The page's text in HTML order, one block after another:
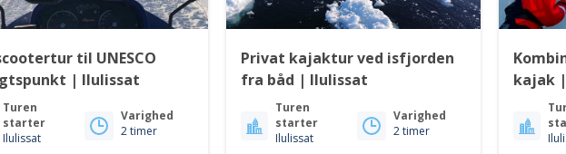
til UNESCO
| Ilulissat
Turen
starter
Ilulissat
Varighed
2 timer
Privat kajaktur ved isfjorden
fra båd | Ilulissat
Turen
starter
Ilulissat
Varighed
2 timer
kajak